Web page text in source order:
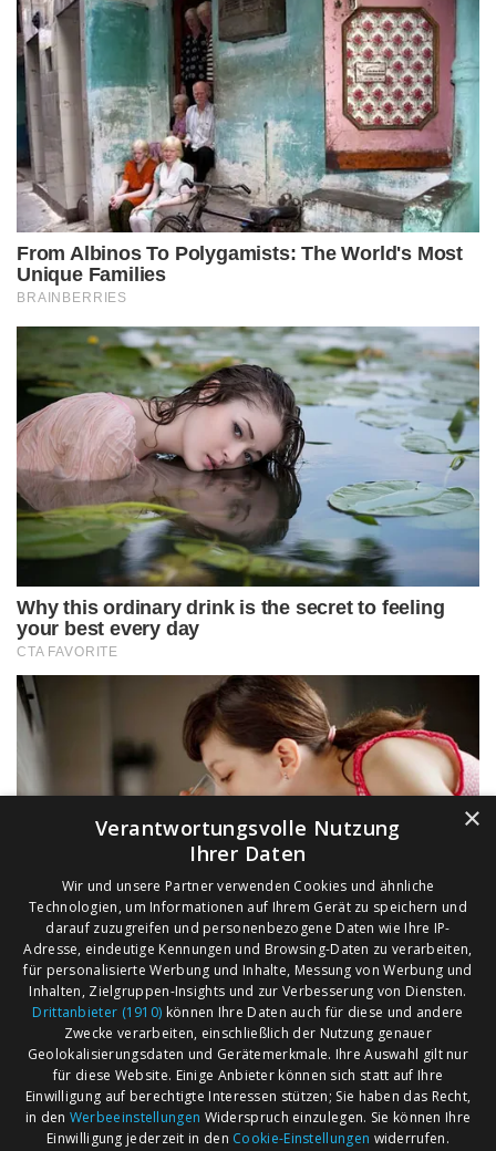
AGB
Impressum
Märkte nach Bundesländern
Märkte nach PLZ
×
Verantwortungsvolle Nutzung
Ihrer Daten
Wir und unsere Partner verwenden Cookies und ähnliche
Technologien, um Informationen auf Ihrem Gerät zu speichern und
darauf zuzugreifen und personenbezogene Daten wie Ihre IP-
Adresse, eindeutige Kennungen und Browsing-Daten zu verarbeiten,
für personalisierte Werbung und Inhalte, Messung von Werbung und
Inhalten, Zielgruppen-Insights und zur Verbesserung von Diensten.
Drittanbieter (1910) können Ihre Daten auch für diese und andere
Zwecke verarbeiten, einschließlich der Nutzung genauer
Geolokalisierungsdaten und Gerätemerkmale. Ihre Auswahl gilt nur
für diese Website. Einige Anbieter können sich statt auf Ihre
Einwilligung auf berechtigte Interessen stützen; Sie haben das Recht,
in den Werbeeinstellungen Widerspruch einzulegen. Sie können Ihre
Einwilligung jederzeit in den Cookie-Einstellungen widerrufen.